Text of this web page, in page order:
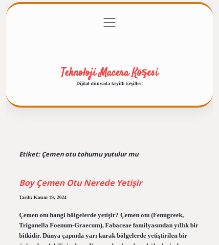
Gizlilik Politikası
menüyü
aç
Teknoloji Macera Köşesi
Dijital dünyada keyifli keşifler!
Etiket:Çemen otu tohumu yutulur mu
Boy Çemen Otu Nerede Yetişir
Tarih: Kasım 19, 2024
Çemen otu hangi bölgelerde yetişir? Çemen otu (Fenugreek,
Trigonella Foenum-Graecum), Fabaceae familyasından yıllık bir
bitkidir. Dünya çapında yarı kurak bölgelerde yetiştirilen bir